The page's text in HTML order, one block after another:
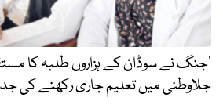
’جنگ نے سوڈان کے ہزاروں طلبہ کا
جلاوطنی میں تعلیم جاری رکھنے کی